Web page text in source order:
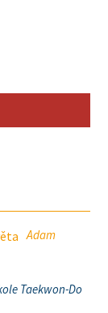
Adam
Taekwon-Do